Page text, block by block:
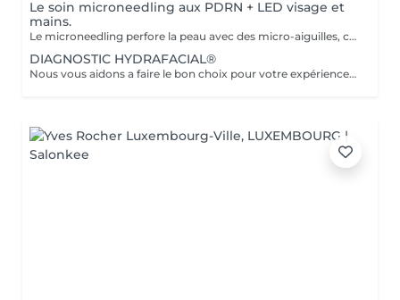
Le soin microneedling aux PDRN + LED visage et
mains.
Le microneedling perfore la peau avec des micro-aiguilles, créant des micro-canaux qui permettent à un sérum actif (PDRN ou exosomes) de pénétrer en profondeur dans le derme. C'est ce qu'on appelle un soin « biostimulateur » : on ne remplit pas, on stimule la peau pour qu'elle se régénère elle-même. Tandis que le sérum PDRN pénètre profondément pour stimuler la réparation cellulaire, accélérer la cicatrisation et booster la production de collagène. Pour optimiser les effets du soin, nous appliquerons la lumière LED sur le visage. Profitez, également, d'un traitement anti-âge à la lumière Led pour les mains.
DIAGNOSTIC HYDRAFACIAL®
Nous vous aidons a faire le bon choix pour votre expérience HYDRAFACIAL®